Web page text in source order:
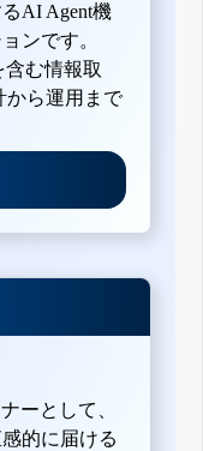
AI Agent機
ンです。
む情報取
から運用まで
ーとして、
的に届ける